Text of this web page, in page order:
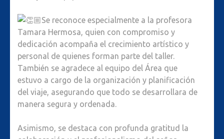
Se reconoce especialmente a la profesora
Tamara Hermosa, quien con compromiso y
dedicación acompaña el crecimiento artístico y
personal de quienes forman parte del taller.
También se agradece al equipo del Área que
estuvo a cargo de la organización y planificación
del viaje, asegurando que todo se desarrollara de
manera segura y ordenada.
Asimismo, se destaca con profunda gratitud la